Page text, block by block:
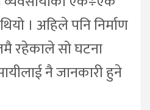
। अहिले पनि निर्माण
रहेकाले सो घटना
नै जानकारी हुने